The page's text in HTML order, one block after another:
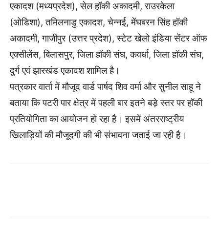
एकादश (मध्यप्रदेश), सेल हॉकी अकादमी, राउरकेला
(ओडिशा), तमिलनाडु एकादश, चेन्नई, मेंघबरन सिंह हॉकी
अकादमी, गाजीपुर (उत्तर प्रदेश), स्टेट खेलो इंडिया सेंटर ऑफ
एक्सीलेंस, बिलासपुर, जिला हॉकी संघ, कवर्धा, जिला हॉकी संघ,
दुर्ग एवं झारखंड एकादश शामिल है।
पत्रकार वार्ता में मौजूद वार्ड पार्षद शिव वर्मा और सुनील साहू ने
बताया कि पटरी पार क्षेत्र में पहली बार इतने बड़े स्तर पर हॉकी
प्रतियोगिता का आयोजन हो रहा है। इसमें अंतरराष्ट्रीय
खिलाड़ियों की मौजूदगी की भी संभावना जताई जा रही है।